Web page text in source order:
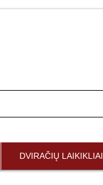
DVIRAČIŲ LAIKIKLIAI